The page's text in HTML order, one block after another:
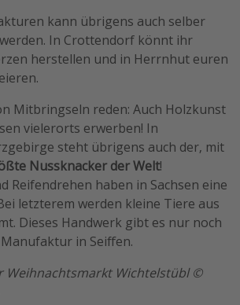
kann übrigens auch selber
werden. In Crottendorf könnt ihr
herstellen und in Herrnhut euren
Mitbringseln reden: Auch Holzkunst
vielerorts erwerben! In
steht übrigens auch der, mit
Nussknacker der Welt!
Reifendrehen haben in Sachsen eine
letzterem werden kleine Tiere aus
Dieses Handwerk gibt es nur noch
in Seiffen.
Weihnachtsmarkt Wichtelstübl ©